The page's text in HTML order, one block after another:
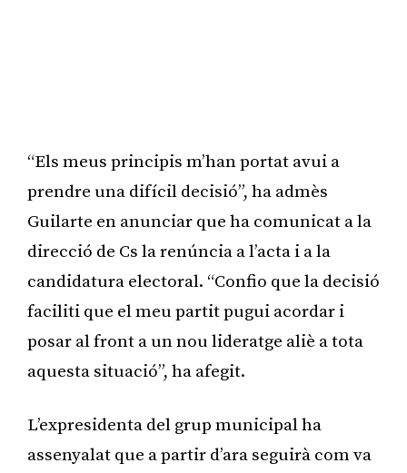
“Els meus principis m’han portat avui a
prendre una difícil decisió”, ha admès
Guilarte en anunciar que ha comunicat a la
direcció de Cs la renúncia a l’acta i a la
candidatura electoral. “Confio que la decisió
faciliti que el meu partit pugui acordar i
posar al front a un nou lideratge aliè a tota
aquesta situació”, ha afegit.
L’expresidenta del grup municipal ha
assenyalat que a partir d’ara seguirà com va